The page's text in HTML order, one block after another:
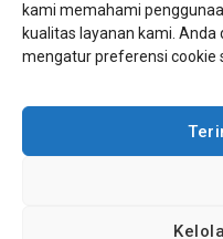
kami memahami
kualitas layanan kami.
mengatur preferensi cookie
Cabang Jakarta
Kembangan, Jakarta
Sektor A3, Tangerang